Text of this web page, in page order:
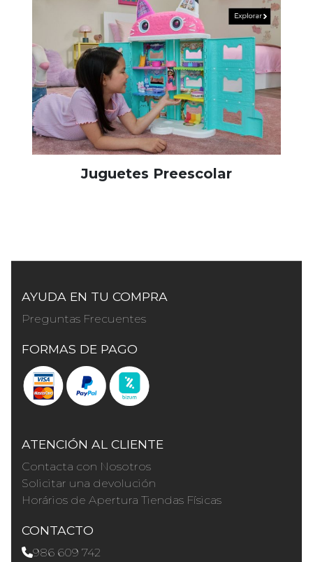
Juguetes Preescolar
AYUDA EN TU COMPRA
Preguntas Frecuentes
FORMAS DE PAGO
ATENCIÓN AL CLIENTE
Contacta con Nosotros
Solicitar una devolución
Horários de Apertura Tiendas Físicas
CONTACTO
986 609 742